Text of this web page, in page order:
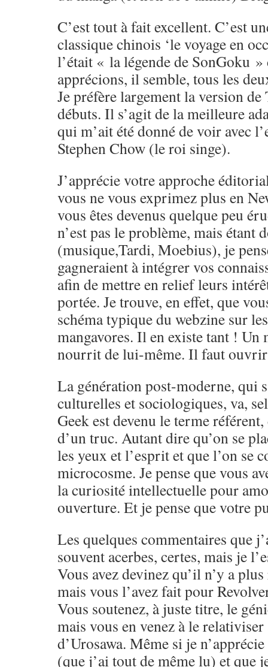
C’est tout à fait excellent. C’est
classique chinois ‘le voyage en
l’était « la légende de SonGoku »
apprécions, il semble, tous les
Je préfère largement la version de
débuts. Il s’agit de la meilleure
qui m’ait été donné de voir avec
Stephen Chow (le roi singe).
J’apprécie votre approche
vous ne vous exprimez plus en
vous êtes devenus quelque peu
n’est pas le problème, mais étant
(musique,Tardi, Moebius), je
gagneraient à intégrer vos
afin de mettre en relief leurs
portée. Je trouve, en effet, que
schéma typique du webzine sur
mangavores. Il en existe tant ! Un
nourrit de lui-même. Il faut
La génération post-moderne, qui
culturelles et sociologiques, va,
Geek est devenu le terme
d’un truc. Autant dire qu’on se
les yeux et l’esprit et que l’on se
microcosme. Je pense que vous
la curiosité intellectuelle pour
ouverture. Et je pense que votre
Les quelques commentaires que
souvent acerbes, certes, mais je
Vous avez devinez qu’il n’y a
mais vous l’avez fait pour
Vous soutenez, à juste titre, le
mais vous en venez à le
d’Urosawa. Même si je
(que j’ai tout de même lu) et que